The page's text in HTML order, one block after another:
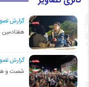
گزارش
گزارش
شصت و